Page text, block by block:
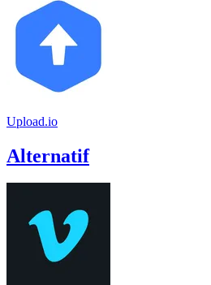
Upload.io
Alternatif